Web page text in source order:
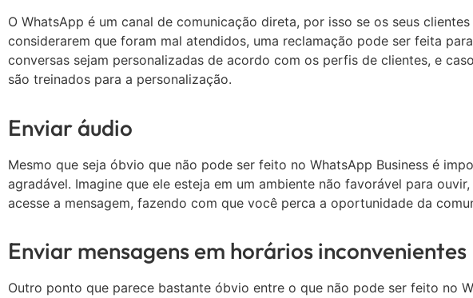
O WhatsApp é um canal de comunicação direta, por isso se os seus
considerarem que foram mal atendidos, uma reclamação pode ser feita
conversas sejam personalizadas de acordo com os perfis de clientes, e
são treinados para a personalização.
Enviar áudio
Mesmo que seja óbvio que não pode ser feito no WhatsApp Business é
agradável. Imagine que ele esteja em um ambiente não favorável para
acesse a mensagem, fazendo com que você perca a oportunidade da
Enviar mensagens em horários inconvenientes
Outro ponto que parece bastante óbvio entre o que não pode ser feito no